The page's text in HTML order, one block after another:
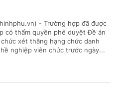
- Trường hợp đã được
có thẩm quyền phê duyệt Đề án
xét thăng hạng chức danh
nghiệp viên chức trước ngày...